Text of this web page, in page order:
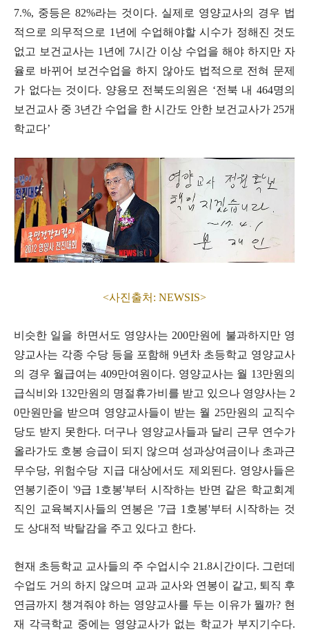
7.%, 중등은 82%라는 것이다. 실제로 영양교사의 경우 법
적으로 의무적으로 1 년에 수업해야할 시수가 정해진 것도
없고 보건교사는 1 년에 7시간 이상 수업을 해야 하지만 자
율로 바뀌어 보건수업을 하지 않아도 법적으로 전혀 문제
가 없다는 것이다. 양용모 전북도의원은 ‘전북 내464명의
보건교사 중 3년간 수업을 한 시간도 안한 보건교사가 25개
학교다’
<사진출처: NEWSIS>
비슷한 일을 하면서도 영양사는 200만원에 불과하지만 영
양교사는 각종 수당 등을 포함해 9년차 초등학교 영양교사
의 경우 월급여는 409만여원이다. 영양교사는 월 13만원의
급식비와 132만원의 명절휴가비를 받고 있으나 영양사는 2
0만원만을 받으며 영양교사들이 받는 월 25만원의 교직수
당도 받지 못한다. 더구나 영양교사들과 달리 근무 연수가
올라가도 호봉 승급이 되지 않으며 성과상여금이나 초과근
무수당, 위험수당 지급 대상에서도 제외된다. 영양사들은
연봉기준이 '9급 1 호봉'부터 시작하는 반면 같은 학교회계
직인 교육복지사들의 연봉은 '7급 1 호봉'부터 시작하는 것
도 상대적 박탈감을 주고 있다고 한다.
현재 초등학교 교사들의 주 수업시수 21.8시간이다. 그런데
수업도 거의 하지 않으며 교과 교사와 연봉이 같고, 퇴직 후
연금까지 챙겨줘야 하는 영양교사를 두는 이유가 뭘까? 현
재 각극학교 중에는 영양교사가 없는 학교가 부지기수다.